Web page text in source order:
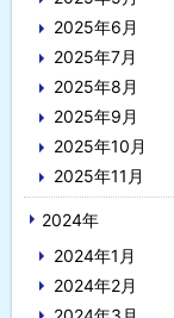
2025年6月
2025年7月
2025年8月
2025年9月
2025年10月
2025年11月
2024年
2024年1月
2024年2月